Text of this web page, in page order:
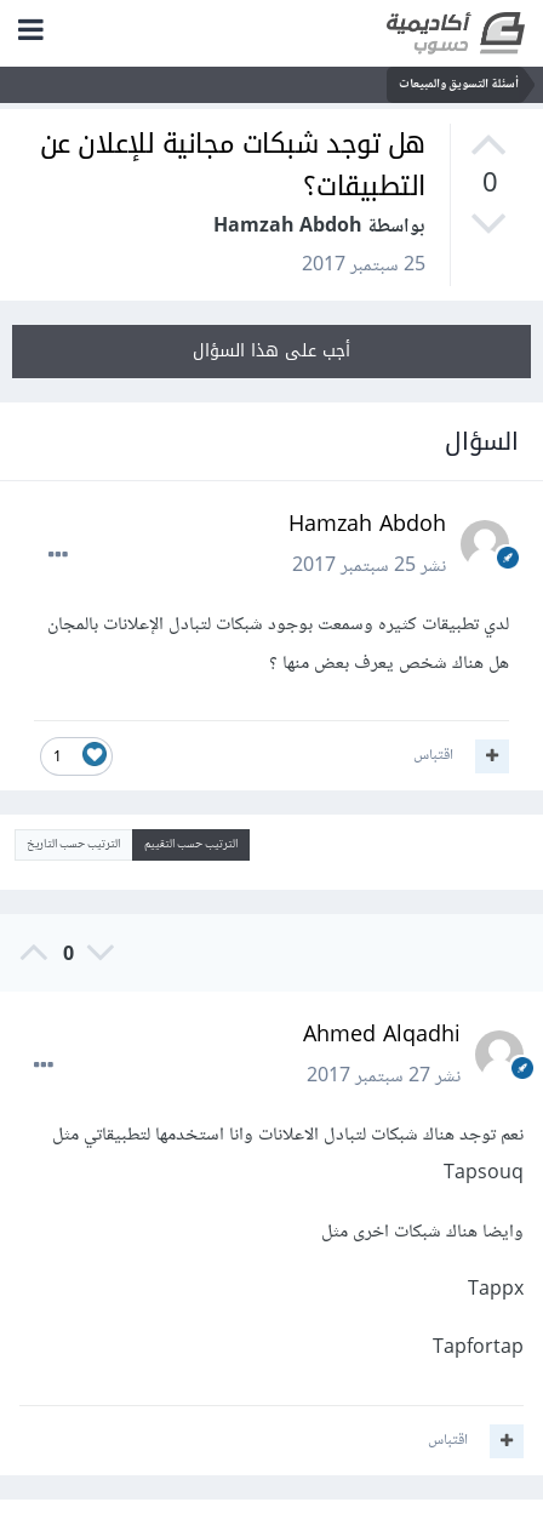
أسئلة التسويق والمبيعات
0
هل توجد شبكات مجانية للإعلان عن
التطبيقات؟
بواسطة Hamzah Abdoh
25 سبتمبر 2017
أجب على هذا السؤال
السؤال
Hamzah Abdoh
نشر25 سبتمبر 2017
لدي تطبيقات كثيره وسمعت بوجود شبكات لتبادل الإعلانات بالمجان
هل هناك شخص يعرف بعض منها ؟
1 اقتباس
الترتيب حسب التقييم الترتيب حسب التاريخ
0
Ahmed Alqadhi
نشر27 سبتمبر 2017
نعم توجد هناك شبكات لتبادل الاعلانات وانا استخدمها لتطبيقاتي مثل
Tapsouq
وايضا هناك شبكات اخرى مثل
Tappx
Tapfortap
اقتباس